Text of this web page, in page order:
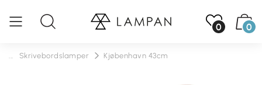
0 0
Skrivebordslamper Kjøbenhavn 43cm